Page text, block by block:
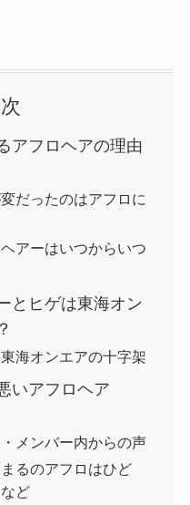
アフロヘアの理由
だったのはアフロに
アーはいつからいつ
とヒゲは東海オン
海オンエアの十字架
いアフロヘア
メンバー内からの声
るのアフロはひど
ど